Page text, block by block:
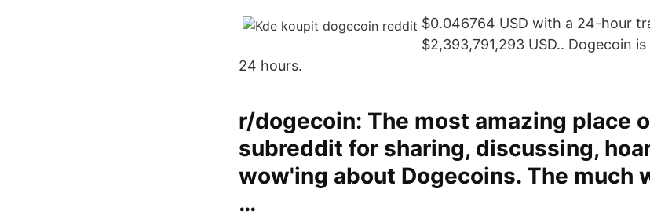
$0.046764 USD with a 24-hour
$2,393,791,293 USD.. Dogecoin
24 hours.
r/dogecoin: The most amazing place
subreddit for sharing, discussing,
wow'ing about Dogecoins. The much
…